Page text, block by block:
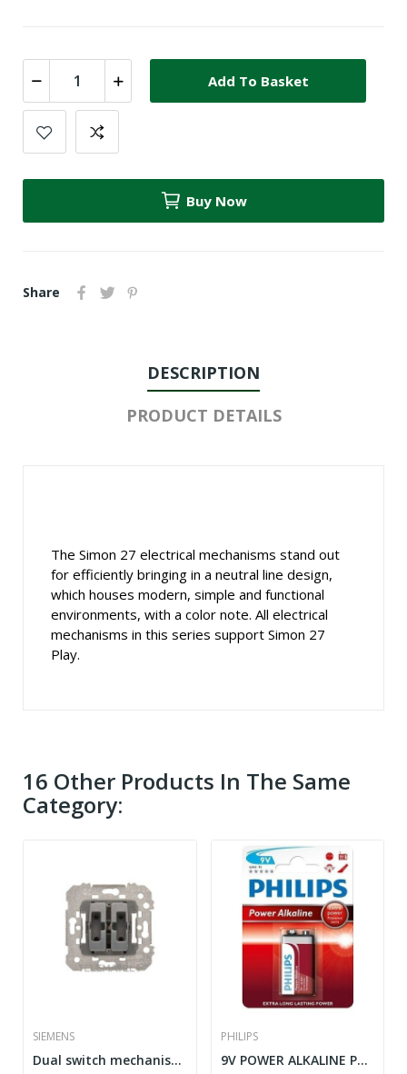
Add To Basket
Buy Now
Share
DESCRIPTION
PRODUCT DETAILS
The Simon 27 electrical mechanisms stand out
for efficiently bringing in a neutral line design,
which houses modern, simple and functional
environments, with a color note. All electrical
mechanisms in this series support Simon 27
Play.
16 Other Products In The Same
Category:
SIEMENS
Dual switch mechanism Series Iris 16A 250V BJC...
PHILIPS
9V POWER ALKALINE PHILIPS PILAS